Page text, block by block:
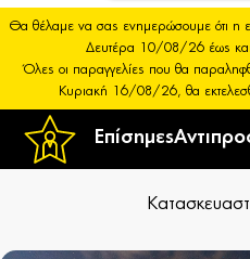
Επίσημες
Θα θέλαμε να σας ενημερώσουμε ότι η
Δευτέρα 10/08/26 έως
Όλες οι παραγγελίες που θα
Κυριακή 16/08/26, θα